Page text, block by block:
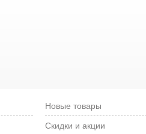
Новые товары
Скидки и акции